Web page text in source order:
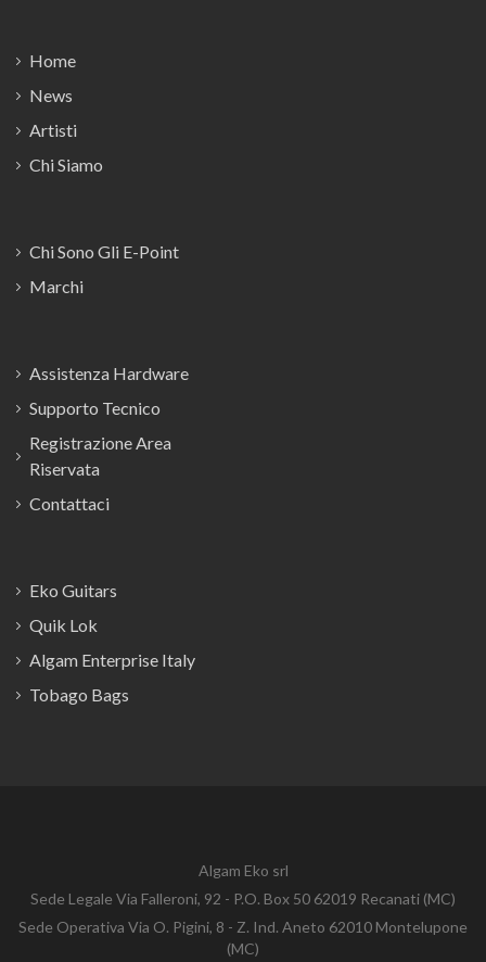
Home
News
Artisti
Chi Siamo
Chi Sono Gli E-Point
Marchi
Assistenza Hardware
Supporto Tecnico
Registrazione Area
Riservata
Contattaci
Eko Guitars
Quik Lok
Algam Enterprise Italy
Tobago Bags
Algam Eko srl
Sede Legale Via Falleroni, 92 - P.O. Box 50 62019 Recanati (MC)
Sede Operativa Via O. Pigini, 8 - Z. Ind. Aneto 62010 Montelupone
(MC)